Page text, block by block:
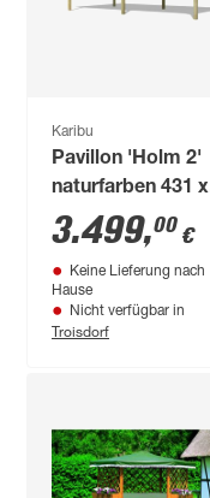
Karibu
Pavillon 'Holm 2'
naturfarben 431 x
778 x 315 cm
3.499,00 €
Keine Lieferung nach
Hause
Nicht verfügbar in
Troisdorf